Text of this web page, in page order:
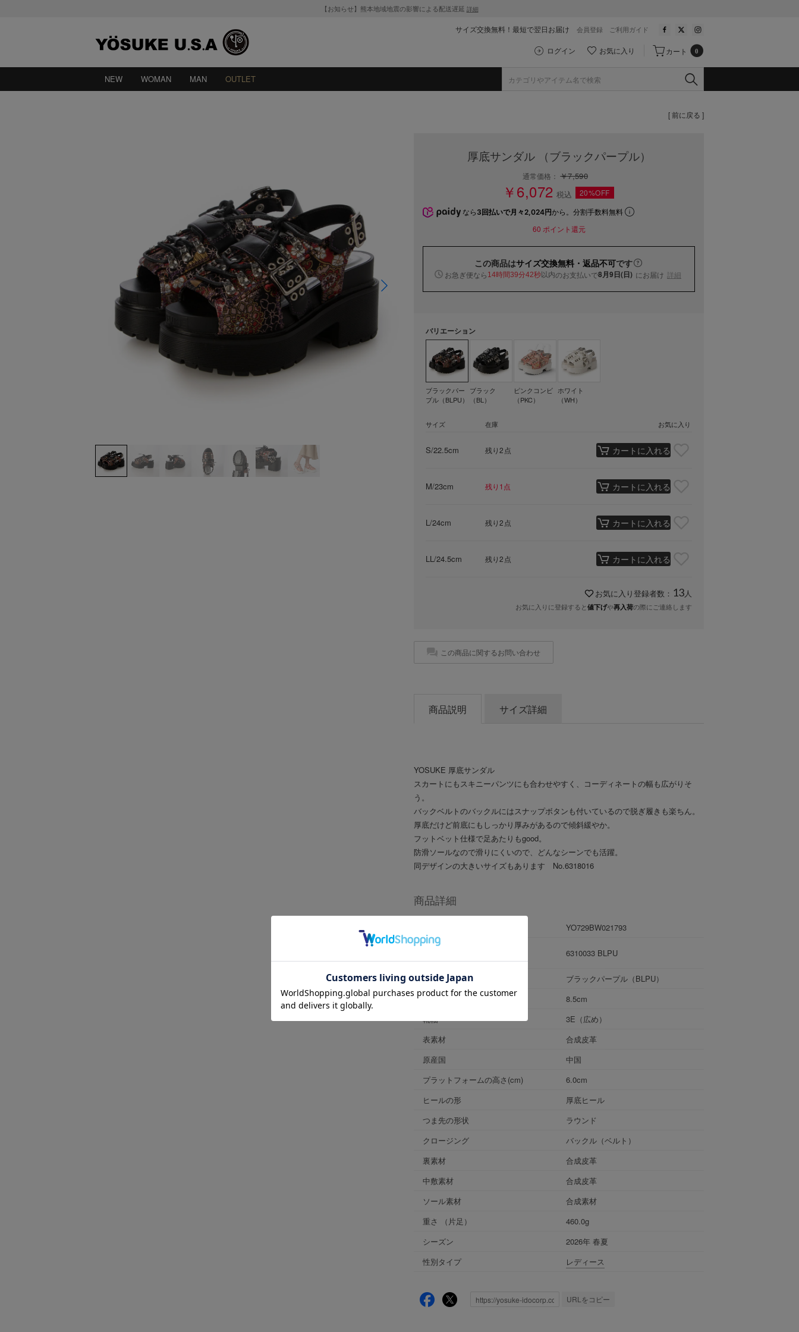
【お知らせ】熊本地域地震の影響による配送遅延 詳細
サイズ交換無料！最短で翌日お届け 会員登録 ご利用ガイド
ログイン お気に入り カート 0
NEW WOMAN MAN OUTLET
[ 前に戻る ]
厚底サンダル （ブラックパープル）
通常価格：￥7,590
￥6,072 税込 20%OFF
なら 3回払いで月々2,024円から。分割手数料無料
60 ポイント還元
この商品はサイズ交換無料・返品不可です
お急ぎ便なら 14時間39分42秒以内のお支払いで8月9日(日) にお届け 詳細
バリエーション
ブラックパー
プル（BLPU）
ブラック
（BL）
ピンクコンビ
（PKC）
ホワイト
（WH）
サイズ 在庫 お気に入り
S/22.5cm 残り2点 カートに入れる
M/23cm 残り1点 カートに入れる
L/24cm 残り2点 カートに入れる
LL/24.5cm 残り2点 カートに入れる
お気に入り登録者数： 13 人
お気に入りに登録すると値下げや再入荷の際にご連絡します
この商品に関するお問い合わせ
商品説明 サイズ詳細
YOSUKE 厚底サンダル
スカートにもスキニーパンツにも合わせやすく、コーディネートの幅も広がりそ
う。
バックベルトのバックルにはスナップボタンも付いているので脱ぎ履きも楽ちん。
厚底だけど前底にもしっかり厚みがあるので傾斜緩やか。
フットベット仕様で足あたりもgood。
防滑ソールなので滑りにくいので、どんなシーンでも活躍。
同デザインの大きいサイズもあります No.6318016
商品詳細
YO729BW021793
ブランド商品番号
※店舗お問い合わせ用
6310033 BLPU
色
ブラックパープル（BLPU）
ヒールの高さ
8.5cm
靴幅
3E（広め）
表素材
合成皮革
原産国
中国
プラットフォームの高さ(cm)
6.0cm
ヒールの形
厚底ヒール
つま先の形状
ラウンド
クロージング
バックル（ベルト）
裏素材
合成皮革
中敷素材
合成皮革
ソール素材
合成素材
重さ
（片足）
460.0g
シーズン
2026年 春夏
性別タイプ
レディース
URLをコピー